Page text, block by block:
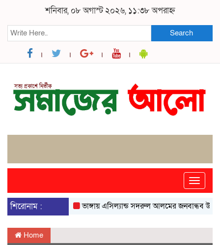
শনিবার, ০৮ অগাস্ট ২০২৬, ১১:৩৮ অপরাহ্ন
Search
Toggle
শিরোনাম :
ভাঙ্গায় এসিল্যান্ড সদরুল আলমের জনবান্ধব উদ্যোগে
Home